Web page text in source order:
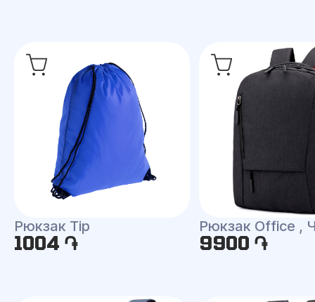
Рюкзак Tip
1004 ֏
Рюкзак Office ,
9900 ֏